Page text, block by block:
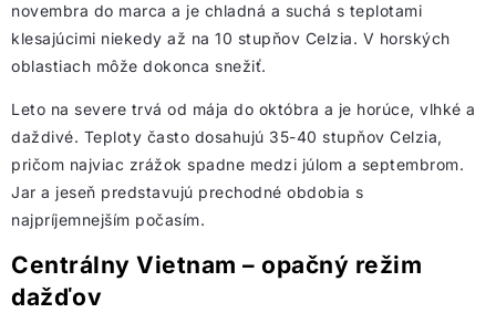
novembra do marca a je chladná a suchá s teplotami
klesajúcimi niekedy až na 10 stupňov Celzia. V horských
oblastiach môže dokonca snežiť.
Leto na severe trvá od mája do októbra a je horúce, vlhké a
daždivé. Teploty často dosahujú 35-40 stupňov Celzia,
pričom najviac zrážok spadne medzi júlom a septembrom.
Jar a jeseň predstavujú prechodné obdobia s
najpríjemnejším počasím.
Centrálny Vietnam – opačný režim
dažďov